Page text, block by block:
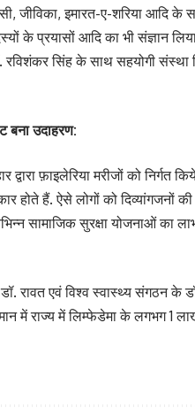
जीविका, इमारत-ए-शरिया आदि
के प्रयासों आदि का भी
रविशंकर सिंह के साथ सहयोगी
बना उदाहरण:
द्वारा फ़ाइलेरिया मरीजों को
होते हैं. ऐसे लोगों को दिव्यांगजनों
सामाजिक सुरक्षा योजनाओं
रावत एवं विश्व स्वास्थ्य संगठन के
में राज्य में लिम्फेडेमा के लगभग